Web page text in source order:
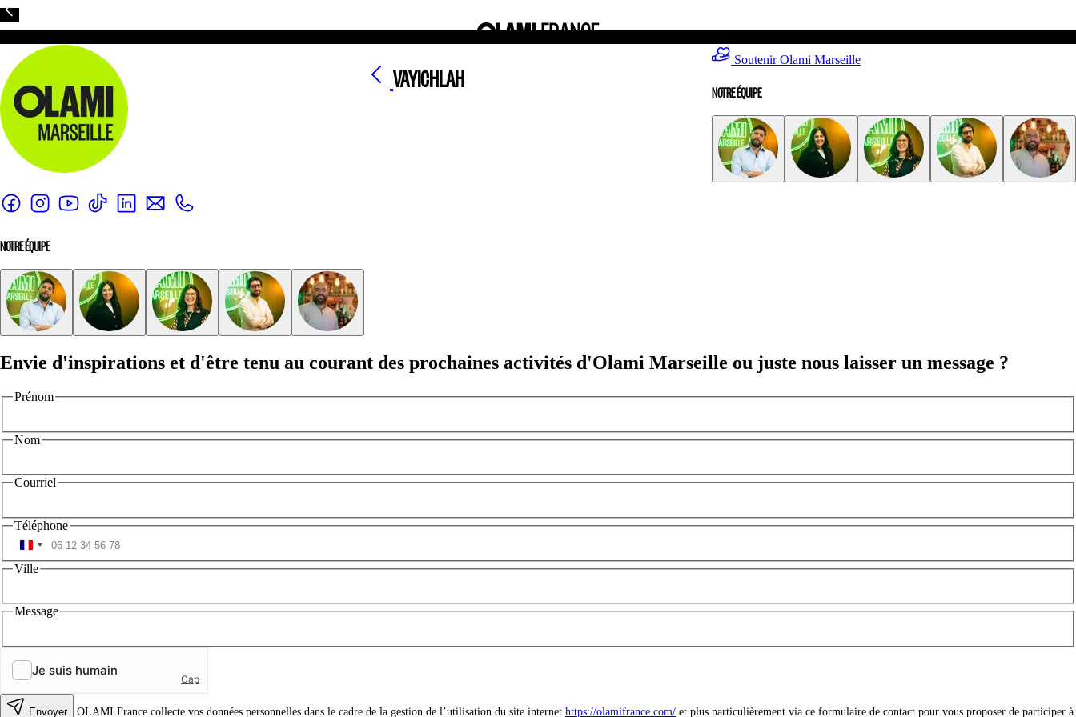
NOTRE ÉQUIPE
VAYICHLAH
Soutenir Olami Marseille
NOTRE ÉQUIPE
Envie d'inspirations et d'être tenu au courant des prochaines activités d'Olami Marseille ou juste nous laisser un message ?
Prénom
Nom
Courriel
Téléphone
Ville
Message
Envoyer OLAMI France collecte vos données personnelles dans le cadre de la gestion de l’utilisation du site internet https://olamifrance.com/ et plus particulièrement via ce formulaire de contact pour vous proposer de participer à